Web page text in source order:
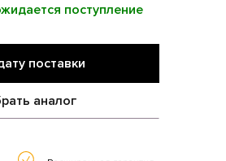
поступление
поставки
аналог